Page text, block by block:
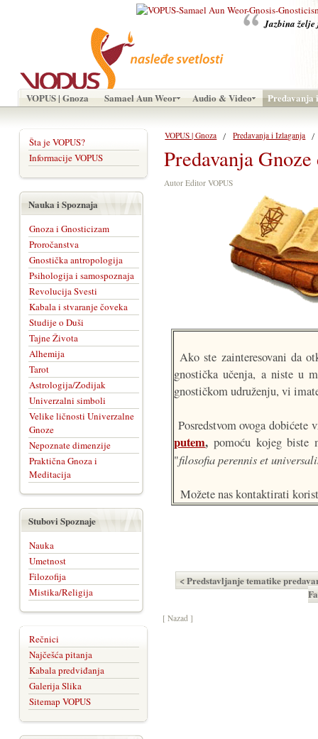
Jazbina želje
VOPUS | Gnoza Samael Aun Weor Audio & Video Predavanja
VOPUS | Gnoza Predavanja i Izlaganja
Predavanja
Autor Editor VOPUS
Ako ste zainteresovani da
gnostička učenja, a niste u
gnostičkom udruženju, vi
Posredstvom ovoga
putem, pomoću kojeg biste
"filosofia perennis et
Možete nas kontaktirati
< Predstavljanje tematike
[ Nazad ]
Šta je VOPUS?
Informacije VOPUS
Nauka i Spoznaja
Gnoza i Gnosticizam
Proročanstva
Gnostička antropologija
Psihologija i samospoznaja
Revolucija Svesti
Kabala i stvaranje čoveka
Studije o Duši
Tajne Života
Alhemija
Tarot
Astrologija/Zodijak
Univerzalni simboli
Velike ličnosti Univerzalne
Gnoze
Nepoznate dimenzije
Praktična Gnoza i
Meditacija
Stubovi Spoznaje
Nauka
Umetnost
Filozofija
Mistika/Religija
Rečnici
Najčešća pitanja
Kabala predviđanja
Galerija Slika
Sitemap VOPUS